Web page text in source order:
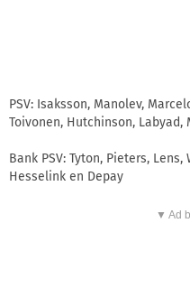
PSV: Isaksson, Manolev,
Toivonen, Hutchinson, Labyad,
Bank PSV: Tyton, Pieters,
Hesselink en Depay
▼ Ad